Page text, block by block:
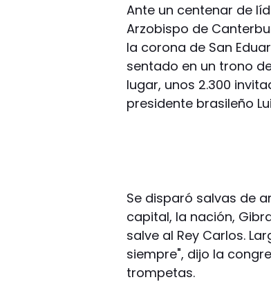
Ante un centenar de
Arzobispo de
la corona de San
sentado en un trono
lugar, unos 2.300
presidente brasileño
Se disparó salvas de
capital, la nación,
salve al Rey Carlos.
siempre", dijo la
trompetas.